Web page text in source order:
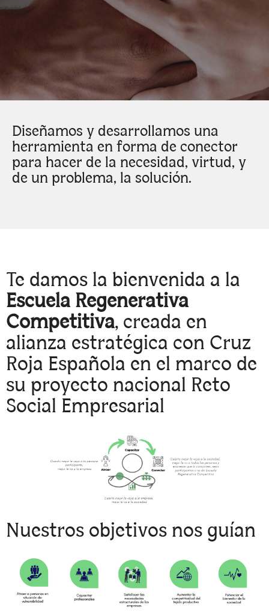
Diseñamos y desarrollamos una
herramienta en forma de conector
para hacer de la necesidad, virtud, y
de un problema, la solución.
Te damos la bienvenida a la
Escuela Regenerativa
Competitiva, creada en
alianza estratégica con Cruz
Roja Española en el marco de
su proyecto nacional Reto
Social Empresarial
Nuestros objetivos nos guían